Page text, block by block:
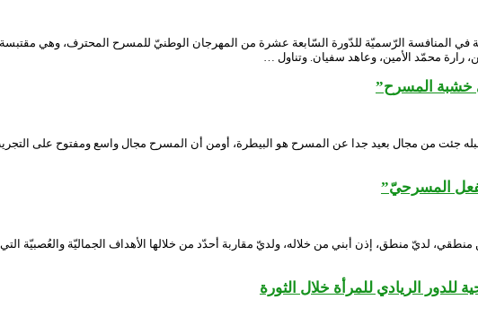
في المنافسة الرّسميّة للدّورة السّابعة عشرة من المهرجان الوطنيّ للمسرح المحترف، وهي
رارة محمّد الأمين، وعاهد سفيان. وتناول …
خشبة المسرح”
جئت من مجال بعيد جدا عن المسرح هو البيطرة، أومن أن المسرح مجال واسع ومفتوح على
المسرحيّ”
لديّ منطق، إذن أبني من خلاله، ولديّ مقاربة أحدّد من خلالها الأهداف الجماليّة والعُصبيّة
الريادي للمرأة خلال الثورة